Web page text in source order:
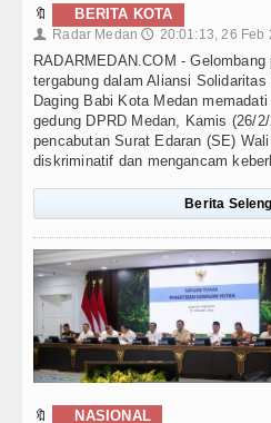
🔖 BERITA KOTA
👤 Radar Medan 🕔 20:01:13, 26 Feb
RADARMEDAN.COM -
tergabung dalam Aliansi
Daging Babi Kota Medan
gedung DPRD Medan, Kamis (26/
pencabutan Surat Edaran (SE)
diskriminatif dan mengancam
Berita
🔖 NASIONAL